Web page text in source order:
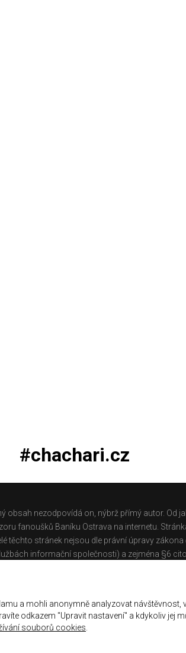
#chachari.cz
obsah nezodpovídá on, nýbrž přímý autor. Od
fanoušků Baníku Ostrava na internetu.
těchto stránek nejsou dle právní úpravy
informační společnosti) a zejména §6
a mohli anonymně analyzovat návštěvnost,
odkazem "Upravit nastavení" a kdykoliv jej
souborů cookies